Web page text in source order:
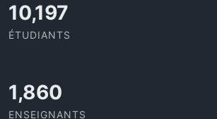
11,433
ÉTUDIANTS
2,086
ENSEIGNANTS